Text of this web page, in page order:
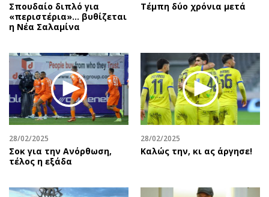
Σπουδαίο διπλό για
«περιστέρια»... βυθίζεται
η Νέα Σαλαμίνα
Τέμπη δύο χρόνια μετά
28/02/2025
Σοκ για την Ανόρθωση,
τέλος η εξάδα
28/02/2025
Καλώς την, κι ας άργησε!